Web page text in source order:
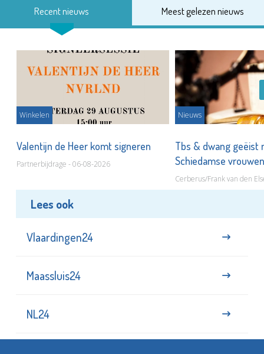
Recent nieuws Meest gelezen nieuws
Winkelen
Valentijn de Heer komt signeren
Partnerbijdrage - 06-08-2026
Nieuws
Tbs & dwang geëist
Schiedamse
Cerberus/Frank van den
Lees ook
Vlaardingen24
Maassluis24
NL24